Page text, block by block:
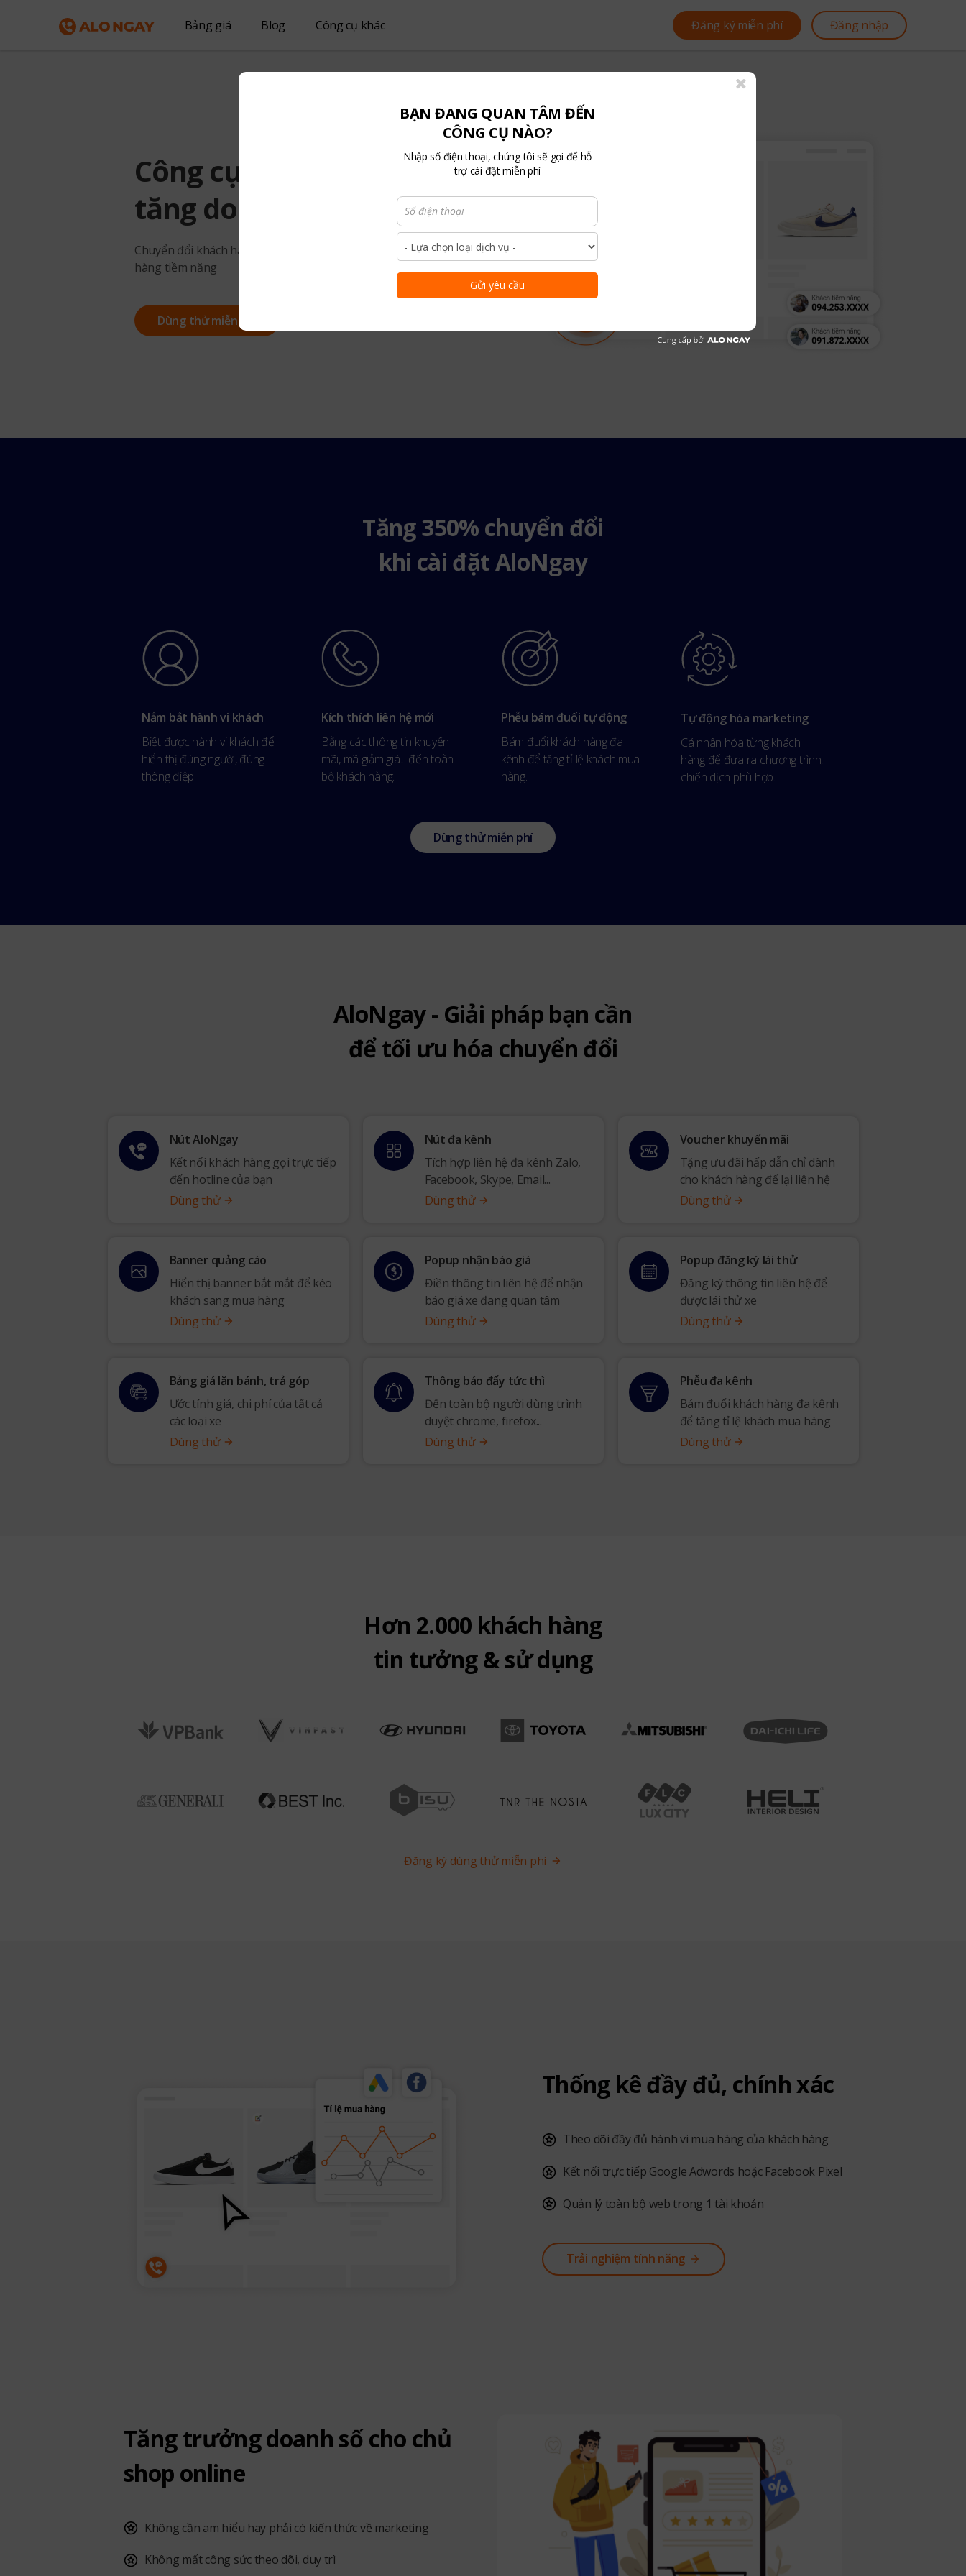
Bảng giá Blog Công cụ khác Đăng ký miễn phí Đăng nhập
Công cụ Marketing
tăng doanh số
Chuyển đổi khách hàng truy cập thành khách
hàng tiềm năng
Dùng thử miễn phí
Tăng 350% chuyển đổi
khi cài đặt AloNgay
Nắm bắt hành vi khách
Biết được hành vi khách để
hiển thị đúng người, đúng
thông điệp.
Kích thích liên hệ mới
Bằng các thông tin khuyến
mãi, mã giảm giá... đến toàn
bộ khách hàng.
Phễu bám đuổi tự động
Bám đuổi khách hàng đa
kênh để tăng tỉ lệ khách mua
hàng.
Tự động hóa marketing
Cá nhân hóa từng khách
hàng để đưa ra chương trình,
chiến dịch phù hợp.
Dùng thử miễn phí
AloNgay - Giải pháp bạn cần
để tối ưu hóa chuyển đổi
Nút AloNgay
Kết nối khách hàng gọi trực tiếp
đến hotline của bạn
Dùng thử
Nút đa kênh
Tích hợp liên hệ đa kênh Zalo,
Facebook, Skype, Email...
Dùng thử
Voucher khuyến mãi
Tặng ưu đãi hấp dẫn chỉ dành
cho khách hàng để lại liên hệ
Dùng thử
Banner quảng cáo
Hiển thị banner bắt mắt để kéo
khách sang mua hàng
Dùng thử
Popup nhận báo giá
Điền thông tin liên hệ để nhận
báo giá xe đang quan tâm
Dùng thử
Popup đăng ký lái thử
Đăng ký thông tin liên hệ để
được lái thử xe
Dùng thử
Bảng giá lăn bánh, trả góp
Ước tính giá, chi phí của tất cả
các loại xe
Dùng thử
Thông báo đẩy tức thì
Đến toàn bộ người dùng trình
duyệt chrome, firefox...
Dùng thử
Phễu đa kênh
Bám đuổi khách hàng đa kênh
để tăng tỉ lệ khách mua hàng
Dùng thử
Hơn 2.000 khách hàng
tin tưởng & sử dụng
Đăng ký dùng thử miễn phí
Thống kê đầy đủ, chính xác
Theo dõi đầy đủ hành vi mua hàng của khách hàng
Kết nối trực tiếp Google Adwords hoặc Facebook Pixel
Quản lý toàn bộ web trong 1 tài khoản
Trải nghiệm tính năng
Tăng trưởng doanh số cho chủ
shop online
Không cần am hiểu hay phải có kiến thức về marketing
Không mất công sức theo dõi, duy trì
BẠN ĐANG QUAN TÂM ĐẾN
CÔNG CỤ NÀO?
Nhập số điện thoại, chúng tôi sẽ gọi để hỗ
trợ cài đặt miễn phí
Gửi yêu cầu